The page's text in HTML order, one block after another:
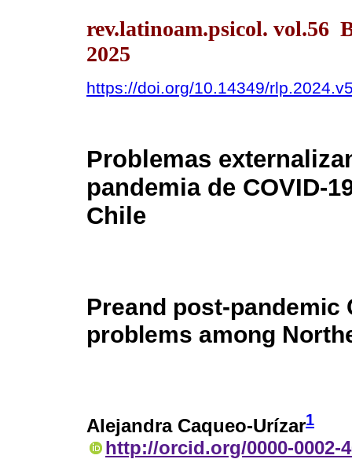
rev.latinoam.psicol. vol.56
2025
https://doi.org/10.14349/
Problemas
pandemia de COVID-
Chile
Preand post-pandemic
problems among
Alejandra Caqueo-Urízar1
http://orcid.org/0000-0002-